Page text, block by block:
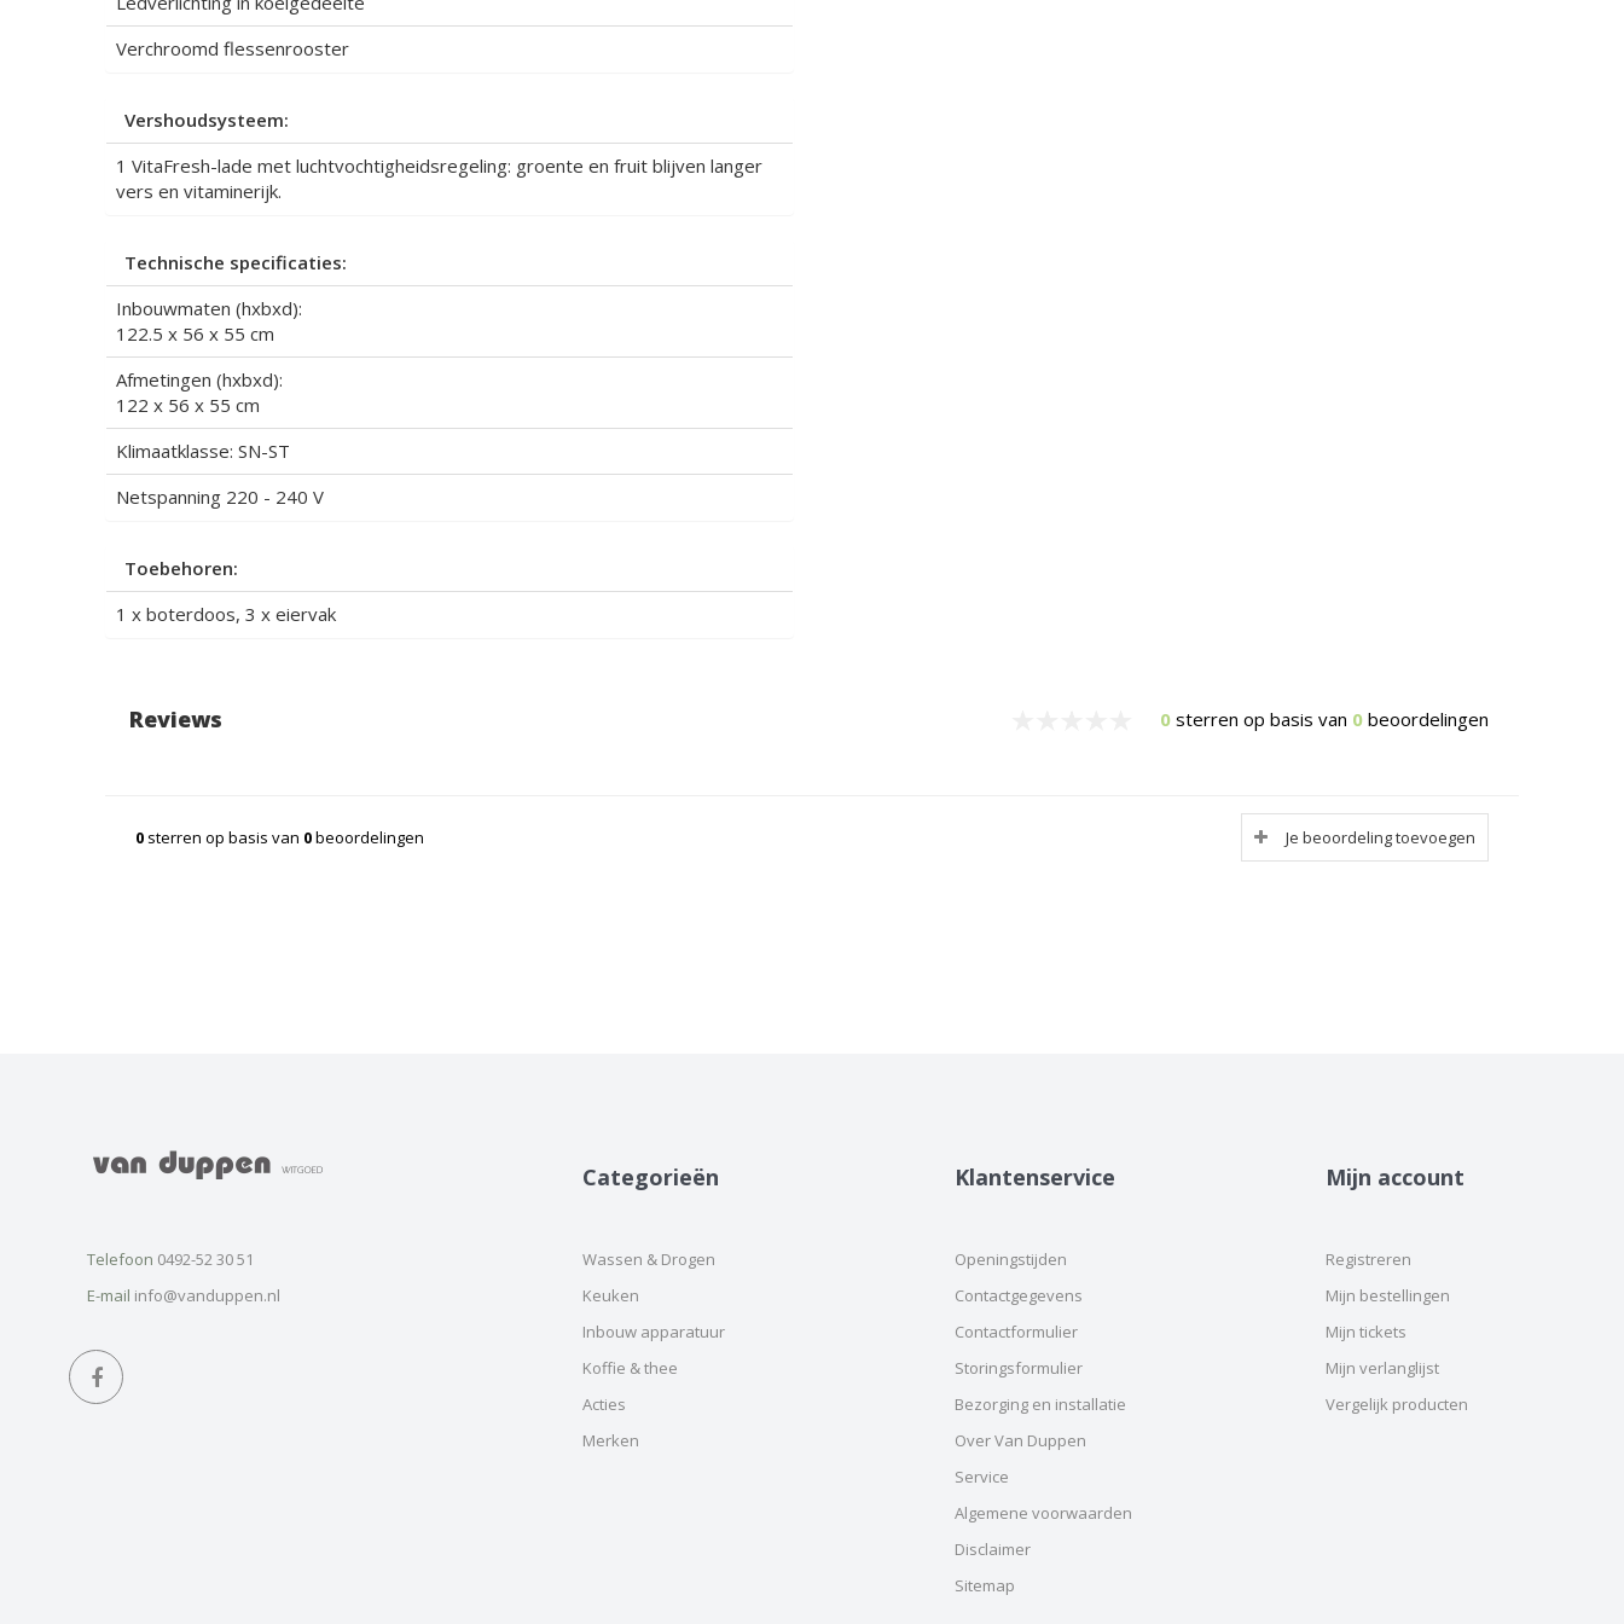
Verchroomd flessenrooster
Vershoudsysteem:
1 VitaFresh-lade met luchtvochtigheidsregeling: groente en fruit blijven langer
vers en vitaminerijk.
Technische specificaties:
Inbouwmaten (hxbxd):
122.5 x 56 x 55 cm
Afmetingen (hxbxd):
122 x 56 x 55 cm
Klimaatklasse: SN-ST
Netspanning 220 - 240 V
Toebehoren:
1 x boterdoos, 3 x eiervak
Reviews 0 sterren op basis van 0 beoordelingen
0 sterren op basis van 0beoordelingen Je beoordeling toevoegen
Telefoon 0492-52 30 51
E-mail info@vanduppen.nl
Categorieën
Wassen & Drogen
Keuken
Inbouw apparatuur
Koffie & thee
Acties
Merken
Klantenservice
Openingstijden
Contactgegevens
Contactformulier
Storingsformulier
Bezorging en installatie
Over Van Duppen
Service
Algemene voorwaarden
Disclaimer
Sitemap
Mijn account
Registreren
Mijn bestellingen
Mijn tickets
Mijn verlanglijst
Vergelijk producten